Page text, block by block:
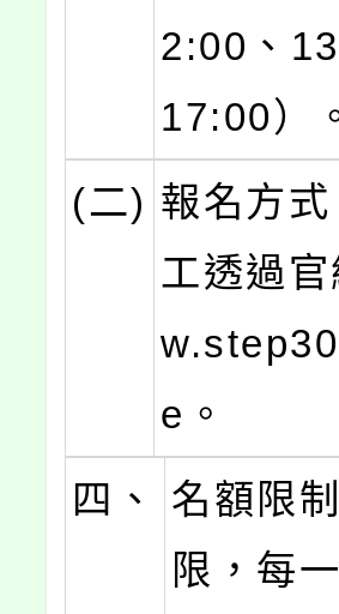
2:00、
17:00）
(二) 報名方
工透過
e。
四、
名額限
限，每